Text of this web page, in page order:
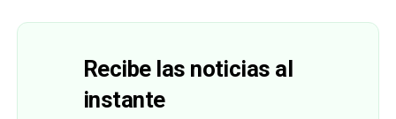
Recibe las noticias al
instante